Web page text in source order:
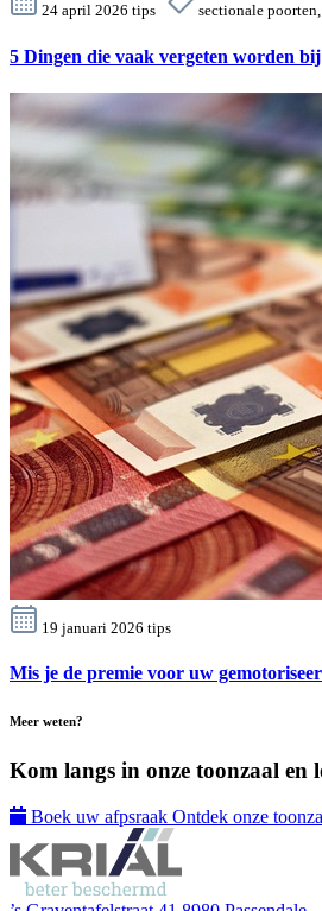
24 april 2026 tips sectionale
5 Dingen die vaak vergeten worden
19 januari 2026 tips
Mis je de premie voor uw
Meer weten?
Kom langs in onze toonzaal en
Boek uw afpsraak Ontdek onze